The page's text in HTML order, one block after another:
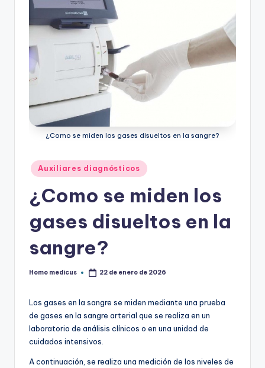
¿Como se miden los gases disueltos en la sangre?
Publicado
en
Auxiliares diagnósticos
¿Como se miden los
gases disueltos en la
sangre?
Publicado
Homo medicus 22 de enero de 2026
Los gases en la sangre se miden mediante una prueba
de gases en la sangre arterial que se realiza en un
laboratorio de análisis clínicos o en una unidad de
cuidados intensivos.
A continuación, se realiza una medición de los niveles de